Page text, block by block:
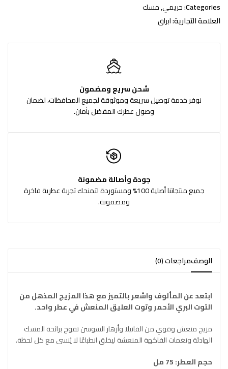
Categories: حريمي,مسك
العلامة التجارية:ابراق
شحن سريع ومضمون
نوفر خدمة توصيل سريعة وموثوقة لجميع المحافظات، لضمان
وصول عطرك المفضل بأمان.
جودة وأصالة مضمونة
جميع منتجاتنا أصلية 100% ومستوردة لتمنحك تجربة عطرية فاخرة
ومضمونة.
الوصفمراجعات (0)
ابتعد عن المألوف واشعر بالتميز مع هذا المزيج المذهل من
التوت البري الأحمر وتوت العليق المنعش في عطر واحد.
مزيج منعش وقوي من الفانيلا وأزهار السوسن تفوح برائحة المسك
الهادئة ونغمات الفاكهة المنعشة ليخلق انطباعًا لا يُنسى مع كل لحظة.
حجم العطر: 75 مل